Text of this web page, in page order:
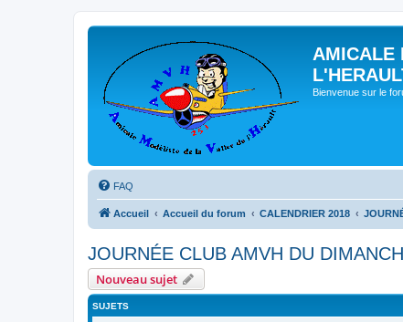
AMICALE
Bienvenue sur le
FAQ
Accueil Accueil du forum CALENDRIER 2018
JOURNÉE CLUB AMVH DU
Nouveau sujet
SUJETS